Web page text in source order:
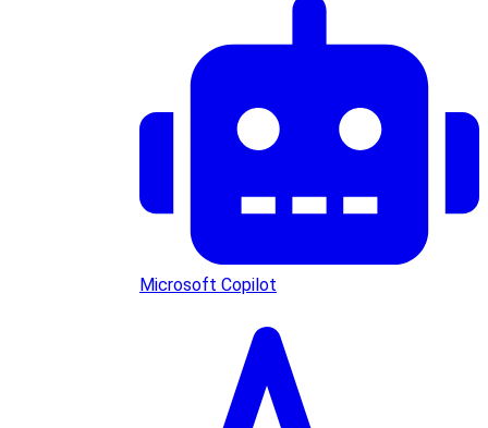
Microsoft Copilot